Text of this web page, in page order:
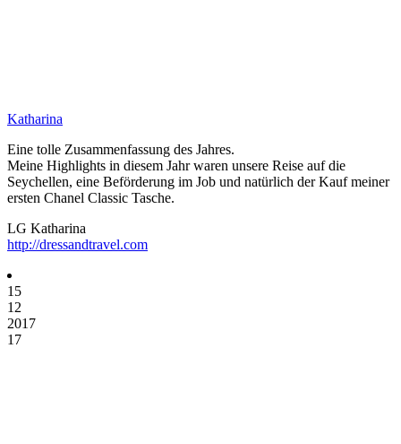
Katharina
Eine tolle Zusammenfassung des Jahres.
Meine Highlights in diesem Jahr waren unsere Reise auf die
Seychellen, eine Beförderung im Job und natürlich der Kauf meiner
ersten Chanel Classic Tasche.
LG Katharina
http://dressandtravel.com
15
12
2017
17